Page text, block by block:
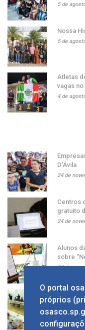
5 de
Nossa
5 de
Atletas
vagas
4 de
D’Ávila
24 de
Centros
gratuito
24 de
Alunos
sobre
24 de
Grupo
única de
24 de
O portal
próprios